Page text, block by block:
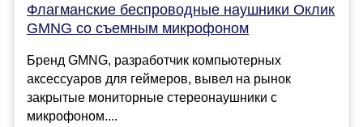
Флагманские беспроводные наушники Оклик
GMNG со съемным микрофоном
Бренд GMNG, разработчик компьютерных
аксессуаров для геймеров, вывел на рынок
закрытые мониторные стереонаушники с
микрофоном....